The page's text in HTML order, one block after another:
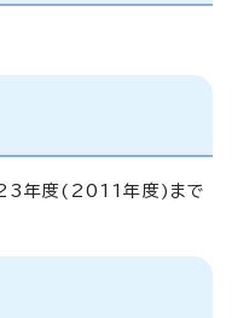
年度(2011年度)まで